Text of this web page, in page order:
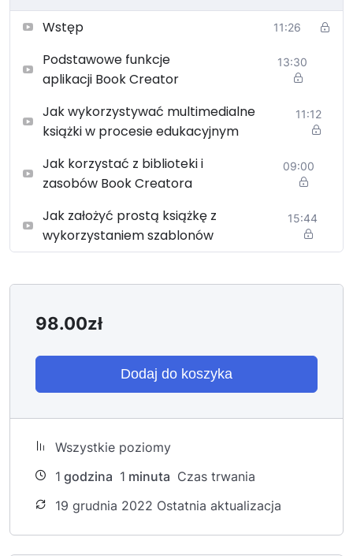
wykorzystaniem szablonów
Szkolenie prowadzi Izabela Wyppich –
nauczycielka plastyki, historii sztuki oraz historii w
I Liceum Ogólnokształcącym im. Adama
Mickiewicza w Rudzie Śląskiej. Tutorka, edukatorka
medialna oraz ambasadorka aplikacji
edukacyjnych Book Creator.
pisząc na biuro@grupasokrates.pl
Zaświadczenie jest wysyłane drogą elektroniczną i
zawiera się w cenie szkolenia.
Polityka prywatności
Wstęp 11:26
Podstawowe funkcje
aplikacji Book Creator
13:30
Jak wykorzystywać multimedialne
książki w procesie edukacyjnym
11:12
Jak korzystać z biblioteki i
zasobów Book Creatora
09:00
Jak założyć prostą książkę z
wykorzystaniem szablonów
15:44
98.00zł
Dodaj do koszyka
Wszystkie poziomy
1 godzina 1 minuta Czas trwania
19 grudnia 2022 Ostatnia aktualizacja